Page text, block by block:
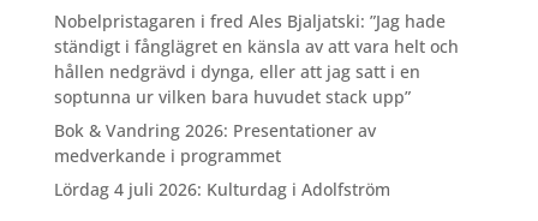
Nobelpristagaren i fred Ales Bjaljatski: ”Jag hade
ständigt i fånglägret en känsla av att vara helt och
hållen nedgrävd i dynga, eller att jag satt i en
soptunna ur vilken bara huvudet stack upp”
Bok & Vandring 2026: Presentationer av
medverkande i programmet
Lördag 4 juli 2026: Kulturdag i Adolfström